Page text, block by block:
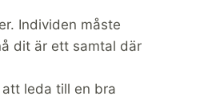
Individen måste
dit är ett samtal där
leda till en bra